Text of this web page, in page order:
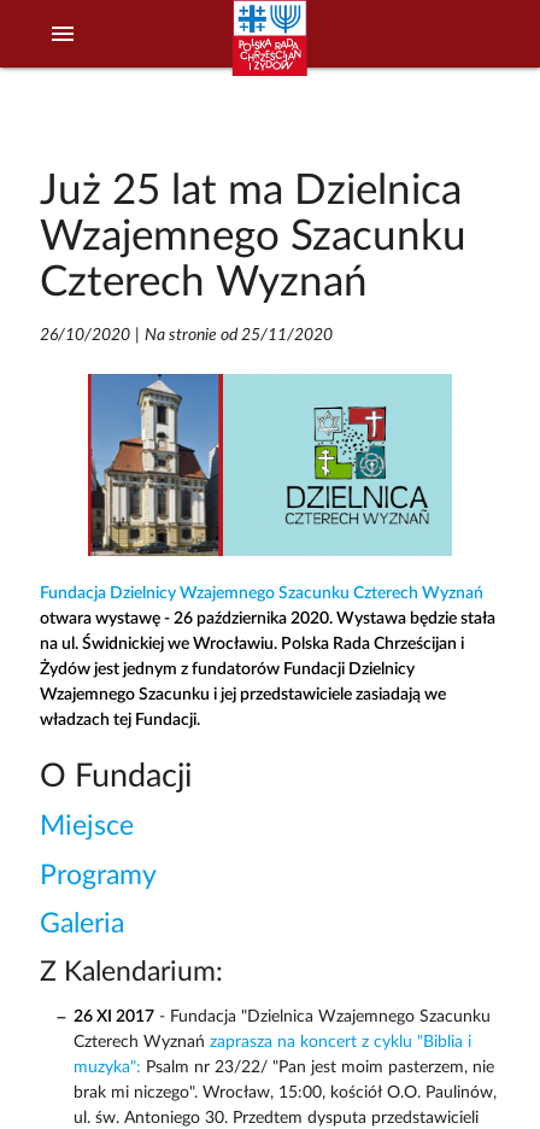
menu
Już 25 lat ma Dzielnica
Wzajemnego Szacunku
Czterech Wyznań
26/10/2020| Na stronie od 25/11/2020
Fundacja Dzielnicy Wzajemnego Szacunku Czterech Wyznań
otwara wystawę - 26 października 2020. Wystawa będzie stała
na ul. Świdnickiej we Wrocławiu. Polska Rada Chrześcijan i
Żydów jest jednym z fundatorów Fundacji Dzielnicy
Wzajemnego Szacunku i jej przedstawiciele zasiadają we
władzach tej Fundacji.
O Fundacji
Miejsce
Programy
Galeria
Z Kalendarium:
26 XI 2017- Fundacja "Dzielnica Wzajemnego Szacunku
Czterech Wyznań zaprasza na koncert z cyklu "Biblia i
muzyka": Psalm nr 23/22/ "Pan jest moim pasterzem, nie
brak mi niczego". Wrocław, 15:00, kościół O.O. Paulinów,
ul. św. Antoniego 30. Przedtem dysputa przedstawicieli